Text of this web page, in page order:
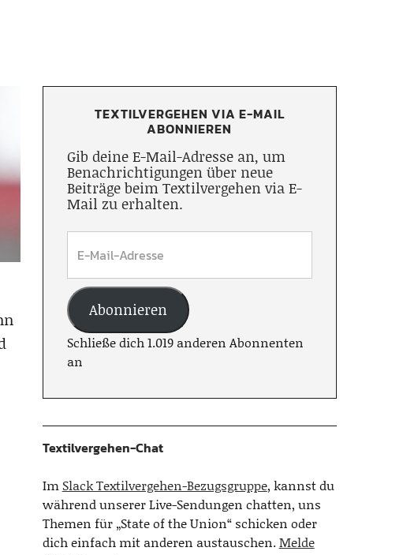
TEXTILVERGEHEN VIA E-MAIL
ABONNIEREN
Gib deine E-Mail-Adresse an, um
Benachrichtigungen über neue
Beiträge beim Textilvergehen via E-
Mail zu erhalten.
Abonnieren
Schließe dich 1.019 anderen Abonnenten
an
Textilvergehen-Chat
Im Slack Textilvergehen-Bezugsgruppe, kannst du
während unserer Live-Sendungen chatten, uns
Themen für „State of the Union“ schicken oder
dich einfach mit anderen austauschen.Melde